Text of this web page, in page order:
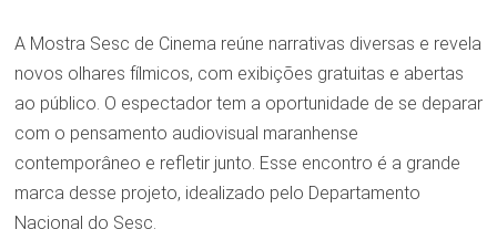
A Mostra Sesc de Cinema reúne narrativas diversas e revela
novos olhares fílmicos, com exibições gratuitas e abertas
ao público. O espectador tem a oportunidade de se deparar
com o pensamento audiovisual maranhense
contemporâneo e refletir junto. Esse encontro é a grande
marca desse projeto, idealizado pelo Departamento
Nacional do Sesc.